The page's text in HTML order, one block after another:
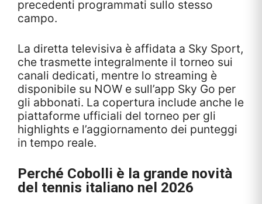
precedenti programmati sullo stesso
campo.
La diretta televisiva è affidata a Sky Sport,
che trasmette integralmente il torneo sui
canali dedicati, mentre lo streaming è
disponibile su NOW e sull’app Sky Go per
gli abbonati. La copertura include anche le
piattaforme ufficiali del torneo per gli
highlights e l’aggiornamento dei punteggi
in tempo reale.
Perché Cobolli è la grande novità
del tennis italiano nel 2026